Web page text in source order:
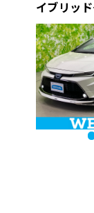
イブリッ